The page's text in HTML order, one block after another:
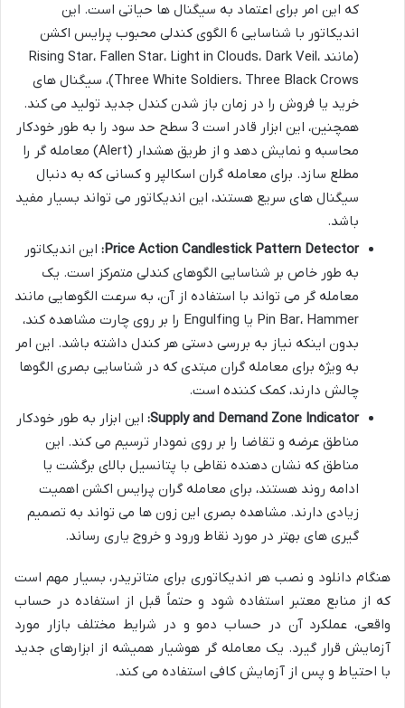
که این امر برای اعتماد به سیگنال ها حیاتی است. این
اندیکاتور با شناسایی 6 الگوی کندلی محبوب پرایس اکشن
(مانند Rising Star، Fallen Star، Light in Clouds، Dark Veil،
Three White Soldiers، Three Black Crows)، سیگنال های
خرید یا فروش را در زمان باز شدن کندل جدید تولید می کند.
همچنین، این ابزار قادر است 3 سطح حد سود را به طور خودکار
محاسبه و نمایش دهد و از طریق هشدار (Alert) معامله گر را
مطلع سازد. برای معامله گران اسکالپر و کسانی که به دنبال
سیگنال های سریع هستند، این اندیکاتور می تواند بسیار مفید
باشد.
Price Action Candlestick Pattern Detector: این اندیکاتور
به طور خاص بر شناسایی الگوهای کندلی متمرکز است. یک
معامله گر می تواند با استفاده از آن، به سرعت الگوهایی مانند
Pin Bar، Hammer یا Engulfing را بر روی چارت مشاهده کند،
بدون اینکه نیاز به بررسی دستی هر کندل داشته باشد. این امر
به ویژه برای معامله گران مبتدی که در شناسایی بصری الگوها
چالش دارند، کمک کننده است.
Supply and Demand Zone Indicator: این ابزار به طور خودکار
مناطق عرضه و تقاضا را بر روی نمودار ترسیم می کند. این
مناطق که نشان دهنده نقاطی با پتانسیل بالای برگشت یا
ادامه روند هستند، برای معامله گران پرایس اکشن اهمیت
زیادی دارند. مشاهده بصری این زون ها می تواند به تصمیم
گیری های بهتر در مورد نقاط ورود و خروج یاری رساند.
هنگام دانلود و نصب هر اندیکاتوری برای متاتریدر، بسیار مهم است
که از منابع معتبر استفاده شود و حتماً قبل از استفاده در حساب
واقعی، عملکرد آن در حساب دمو و در شرایط مختلف بازار مورد
آزمایش قرار گیرد. یک معامله گر هوشیار همیشه از ابزارهای جدید
با احتیاط و پس از آزمایش کافی استفاده می کند.